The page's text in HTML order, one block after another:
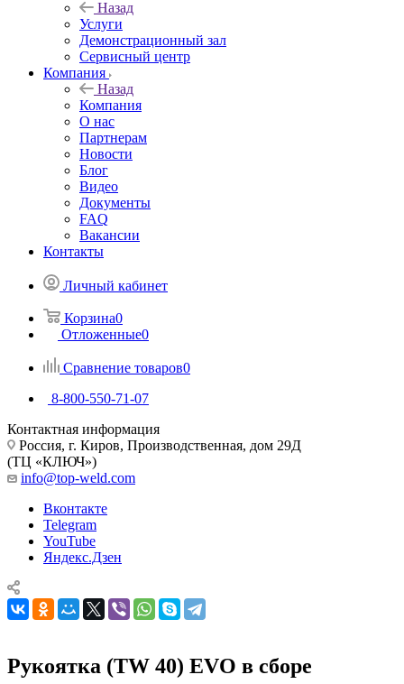
Назад
Услуги
Демонстрационный зал
Сервисный центр
Компания
Назад
Компания
О нас
Партнерам
Новости
Блог
Видео
Документы
FAQ
Вакансии
Контакты
Личный кабинет
Корзина0
Отложенные0
Сравнение товаров0
8-800-550-71-07
Контактная информация
Россия, г. Киров, Производственная, дом 29Д
(ТЦ «КЛЮЧ»)
info@top-weld.com
Вконтакте
Telegram
YouTube
Яндекс.Дзен
Рукоятка (TW 40) EVO в сборе